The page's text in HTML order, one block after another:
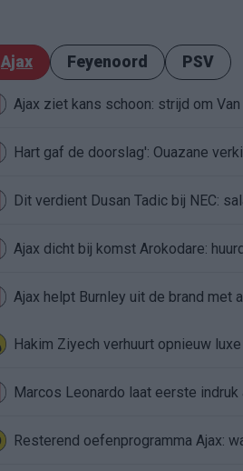
Ajax Feyenoord PSV
Ajax ziet kans schoon: strijd om
Hart gaf de doorslag': Ouazane
Dit verdient Dusan Tadic bij NEC:
Ajax dicht bij komst Arokodare:
Ajax helpt Burnley uit de brand met
Hakim Ziyech verhuurt opnieuw
Marcos Leonardo laat eerste
Resterend oefenprogramma Ajax: